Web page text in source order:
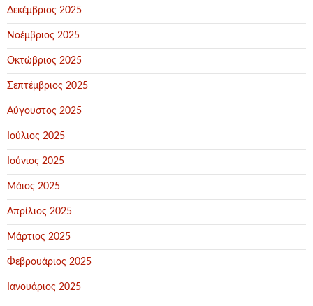
Δεκέμβριος 2025
Νοέμβριος 2025
Οκτώβριος 2025
Σεπτέμβριος 2025
Αύγουστος 2025
Ιούλιος 2025
Ιούνιος 2025
Μάιος 2025
Απρίλιος 2025
Μάρτιος 2025
Φεβρουάριος 2025
Ιανουάριος 2025